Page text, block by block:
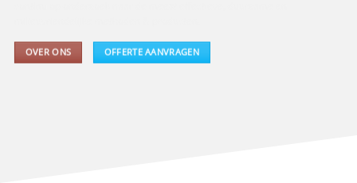
OVER ONS OFFERTE AANVRAGEN